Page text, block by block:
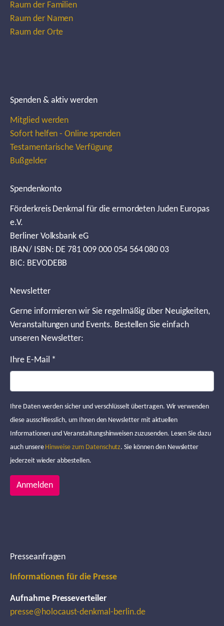
Raum der Familien
Raum der Namen
Raum der Orte
Spenden & aktiv werden
Mitglied werden
Sofort helfen - Online spenden
Testamentarische Verfügung
Bußgelder
Spendenkonto
Förderkreis Denkmal für die ermordeten Juden Europas
e.V.
Berliner Volksbank eG
IBAN/ ISBN: DE 781 009 000 054 564 080 03
BIC: BEVODEBB
Newsletter
Gerne informieren wir Sie regelmäßig über Neuigkeiten,
Veranstaltungen und Events. Bestellen Sie einfach
unseren Newsletter:
Ihre E-Mail *
Ihre Daten werden sicher und verschlüsselt übertragen. Wir verwenden
diese ausschliesslich, um Ihnen den Newsletter mit aktuellen
Informationen und Veranstaltungshinweisen zuzusenden. Lesen Sie dazu
auch unsere Hinweise zum Datenschutz. Sie können den Newsletter
jederzeit wieder abbestellen.
Anmelden
Presseanfragen
Informationen für die Presse
Aufnahme Presseverteiler
presse@holocaust-denkmal-berlin.de